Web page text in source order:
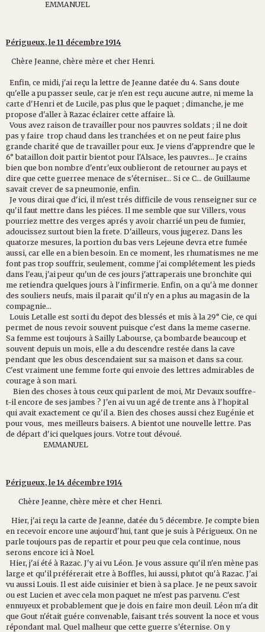
EMMANUEL
Périgueux, le 11 décembre 1914
Chère Jeanne, chère mère et cher Henri.
Enfin, ce midi, j'ai reçu la lettre de Jeanne datée du 4. Sans doute
qu'elle a pu passer seule, car je n'en est reçu aucune autre, ni meme la
carte d'Henri et de Lucile, pas plus que le paquet ; dimanche, je me
propose d'aller à Razac éclairer cette affaire là.
Vous avez raison de travailler pour nos pauvres soldats ; il ne doit
pas y faire trop chaud dans les tranchées et on ne peut faire plus
grande charité que de travailler pour eux. Je viens d'apprendre que le
6° bataillon doit partir bientot pour l'Alsace, les pauvres... Je crains
bien que bon nombre d'entr'eux oublieront de retourner au pays et
dire que cette guerree menace de s'éterniser... Si ce C... de Guillaume
savait crever de sa pneumonie, enfin.
Je vous dirai que d'ici, il m'est trés difficile de vous renseigner sur ce
qu'il faut mettre dans les piéces. Il me semble que sur Villers, vous
pourriez mettre des verges aprés y avoir charrié un peu de fumier,
adoucissez surtout bien la frete. D'ailleurs, vous jugerez. Dans les
quatorze mesures, la portion du bas vers Lejeune devra etre fumée
aussi, car elle en a bien besoin. En ce moment, les rhumatismes ne me
font pas trop souffrir, seulement, comme j'ai complétement les pieds
dans l'eau, j'ai peur qu'un de ces jours j'attraperais une bronchite qui
me retiendra quelques jours à l'infirmerie. Enfin, on a qu'à me donner
des souliers neufs, mais il parait qu'il n'y en a plus au magasin de la
compagnie...
Louis Letalle est sorti du depot des blessés et mis à la 29° Cie, ce qui
permet de nous revoir souvent puisque c'est dans la meme caserne.
Sa femme est toujours à Sailly Labourse, ça bombarde beaucoup et
souvent depuis un mois, elle a du descendre restée dans la cave
pendant que les obus descendaient sur sa maison et dans sa cour.
C'est vraiment une femme forte qui envoie des lettres admirables de
courage à son mari.
Bien des choses à tous ceux qui parlent de moi, Mr Devaux souffre-
t-il encore de ses jambes ? J'en ai vu un agé de trente ans à l'hopital
qui avait exactement ce qu'il a. Bien des choses aussi chez Eugénie et
pour vous, mes meilleurs baisers. A bientot une nouvelle lettre. Pas
de départ d'ici quelques jours. Votre tout dévoué.
EMMANUEL
Périgueux, le 14 décembre 1914
Chère Jeanne, chère mère et cher Henri.
Hier, j'ai reçu la carte de Jeanne, datée du 5 décembre. Je compte bien
en recevoir encore une aujourd'hui, tant que je suis à Périgueux. On ne
parle toujours pas de repartir et pour peu que cela continue, nous
serons encore ici à Noel.
Hier, j'ai été à Razac. J'y ai vu Léon. Je vous assure qu'il n'en mène pas
large et qu'il préférerait etre à Boffles, lui aussi, plutot qu'à Razac. J'ai
vu aussi Louis. Il est aide cuisinier et bien à sa place. Je ne peux savoir
ou est Lucien et avec cela mon paquet ne m'est pas parvenu. C'est
ennuyeux et probablement que je dois en faire mon deuil. Léon m'a dit
que Gout n'était guére convenable, faisant trés souvent la noce et vous
répondant mal. Quel malheur que cette guerre s'éternise. On y